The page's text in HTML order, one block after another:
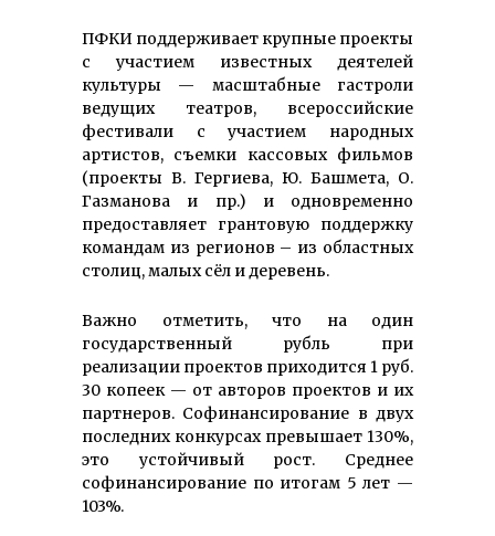
ПФКИ поддерживает крупные проекты
с участием известных деятелей
культуры — масштабные гастроли
ведущих театров, всероссийские
фестивали с участием народных
артистов, съемки кассовых фильмов
(проекты В. Гергиева, Ю. Башмета, О.
Газманова и пр.) и одновременно
предоставляет грантовую поддержку
командам из регионов – из областных
столиц, малых сёл и деревень.
Важно отметить, что на один
государственный рубль при
реализации проектов приходится 1 руб.
30 копеек — от авторов проектов и их
партнеров. Софинансирование в двух
последних конкурсах превышает 130%,
это устойчивый рост. Среднее
софинансирование по итогам 5 лет —
103%.